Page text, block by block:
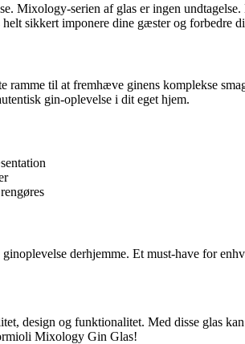
serien af glas er ingen
sikkert imponere dine gæster og forbedre
til at fremhæve ginens komplekse
gin-oplevelse i dit eget hjem.
derhjemme. Et must-have for
design og funktionalitet. Med disse glas
Mixology Gin Glas!